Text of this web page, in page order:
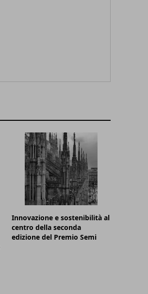
Innovazione e sostenibilità al
centro della seconda
edizione del Premio Semi